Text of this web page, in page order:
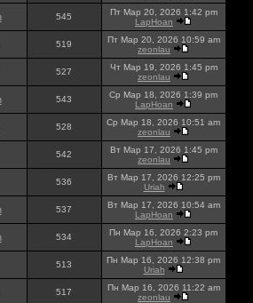
545
Пт Мар 20, 2026 1:42 pm
LapHoan
519
Пт Мар 20, 2026 10:59 am
zeonlau
527
Чт Мар 19, 2026 1:45 pm
zeonlau
543
Ср Мар 18, 2026 1:39 pm
LapHoan
528
Ср Мар 18, 2026 10:51 am
zeonlau
542
Вт Мар 17, 2026 1:45 pm
zeonlau
536
Вт Мар 17, 2026 12:25 pm
Uriah
537
Вт Мар 17, 2026 10:54 am
LapHoan
534
Пн Мар 16, 2026 2:23 pm
LapHoan
513
Пн Мар 16, 2026 12:38 pm
Uriah
517
Пн Мар 16, 2026 11:22 am
zeonlau